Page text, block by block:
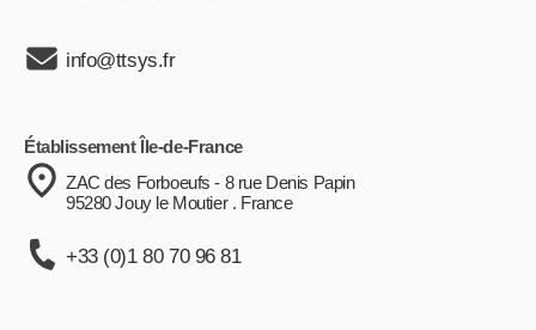
info@ttsys.fr
Établissement Île-de-France
ZAC des Forboeufs - 8 rue Denis Papin
95280 Jouy le Moutier . France
+33 (0)1 80 70 96 81